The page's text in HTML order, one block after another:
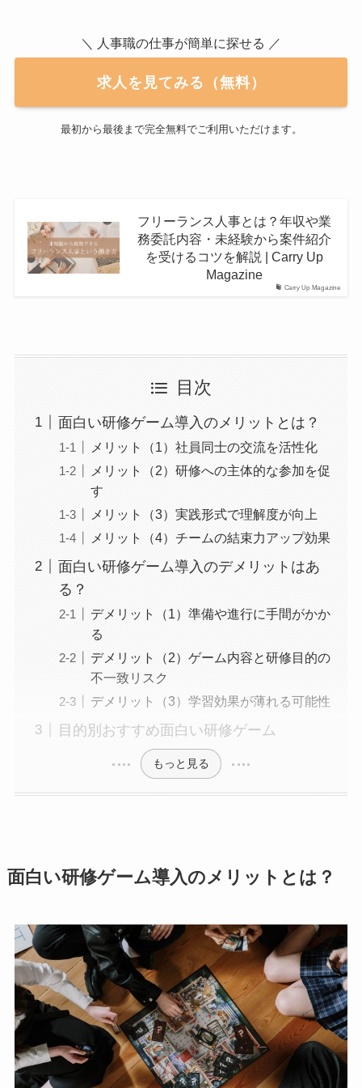
＼ 人事職の仕事が簡単に探せる ／
求人を見てみる（無料）
最初から最後まで完全無料でご利用いただけます。
Carry Up Magazine
フリーランス人事とは？年収や業
務委託内容・未経験から案件紹介
を受けるコツを解説 | Carry Up
Magazine
目次
面白い研修ゲーム導入のメリットとは？
メリット（1）社員同士の交流を活性化
メリット（2）研修への主体的な参加を促
す
メリット（3）実践形式で理解度が向上
メリット（4）チームの結束力アップ効果
面白い研修ゲーム導入のデメリットはあ
る？
デメリット（1）準備や進行に手間がかか
る
デメリット（2）ゲーム内容と研修目的の
不一致リスク
デメリット（3）学習効果が薄れる可能性
目的別おすすめ面白い研修ゲーム
もっと見る
面白い研修ゲーム導入のメリットとは？